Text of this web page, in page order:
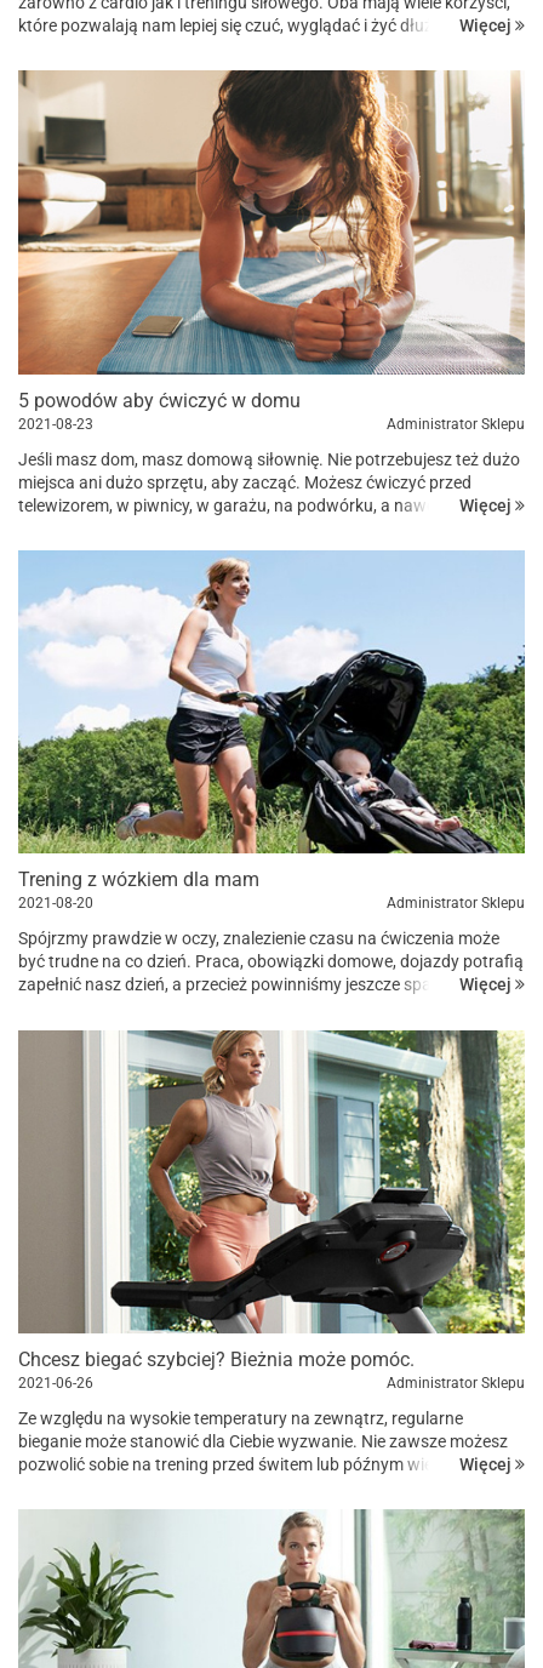
które pozwalają nam lepiej się czuć, wyglądać i żyć dłużej. Wbrew
Więcej
5 powodów aby ćwiczyć w domu
2021-08-23 Administrator Sklepu
Jeśli masz dom, masz domową siłownię. Nie potrzebujesz też dużo
miejsca ani dużo sprzętu, aby zacząć. Możesz ćwiczyć przed
telewizorem, w piwnicy, w garażu, na podwórku, a nawet w sypialni.
Więcej
Trening z wózkiem dla mam
2021-08-20 Administrator Sklepu
Spójrzmy prawdzie w oczy, znalezienie czasu na ćwiczenia może
być trudne na co dzień. Praca, obowiązki domowe, dojazdy potrafią
zapełnić nasz dzień, a przecież powinniśmy jeszcze spać
Więcej
Chcesz biegać szybciej? Bieżnia może pomóc.
2021-06-26 Administrator Sklepu
Ze względu na wysokie temperatury na zewnątrz, regularne
bieganie może stanowić dla Ciebie wyzwanie. Nie zawsze możesz
pozwolić sobie na trening przed świtem lub późnym wieczorem.
bież...
Więcej